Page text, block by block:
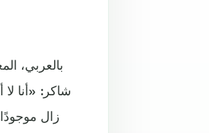
شاكر: «أنا
زال